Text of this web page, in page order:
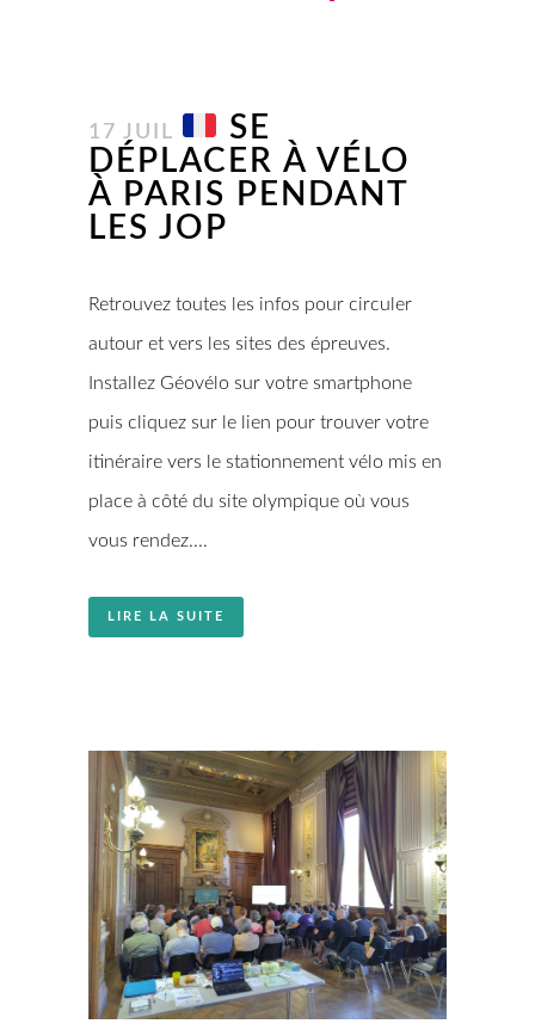
17 JUIL
SE
DÉPLACER À VÉLO
À PARIS PENDANT
LES JOP
Retrouvez toutes les infos pour circuler
autour et vers les sites des épreuves.
Installez Géovélo sur votre smartphone
puis cliquez sur le lien pour trouver votre
itinéraire vers le stationnement vélo mis en
place à côté du site olympique où vous
vous rendez....
LIRE LA SUITE